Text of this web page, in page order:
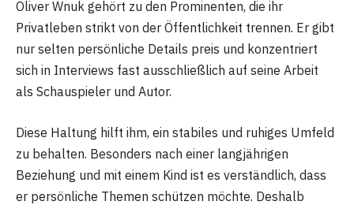
Oliver Wnuk gehört zu den Prominenten, die ihr
Privatleben strikt von der Öffentlichkeit trennen. Er gibt
nur selten persönliche Details preis und konzentriert
sich in Interviews fast ausschließlich auf seine Arbeit
als Schauspieler und Autor.
Diese Haltung hilft ihm, ein stabiles und ruhiges Umfeld
zu behalten. Besonders nach einer langjährigen
Beziehung und mit einem Kind ist es verständlich, dass
er persönliche Themen schützen möchte. Deshalb